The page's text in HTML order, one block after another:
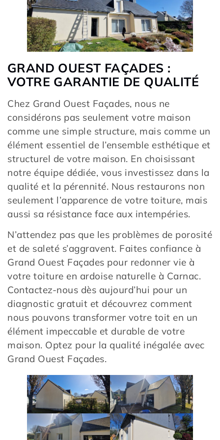
GRAND OUEST FAÇADES :
VOTRE GARANTIE DE QUALITÉ
Chez Grand Ouest Façades, nous ne
considérons pas seulement votre maison
comme une simple structure, mais comme un
élément essentiel de l’ensemble esthétique et
structurel de votre maison. En choisissant
notre équipe dédiée, vous investissez dans la
qualité et la pérennité. Nous restaurons non
seulement l’apparence de votre toiture, mais
aussi sa résistance face aux intempéries.
N’attendez pas que les problèmes de porosité
et de saleté s’aggravent. Faites confiance à
Grand Ouest Façades pour redonner vie à
votre toiture en ardoise naturelle à Carnac.
Contactez-nous dès aujourd’hui pour un
diagnostic gratuit et découvrez comment
nous pouvons transformer votre toit en un
élément impeccable et durable de votre
maison. Optez pour la qualité inégalée avec
Grand Ouest Façades.